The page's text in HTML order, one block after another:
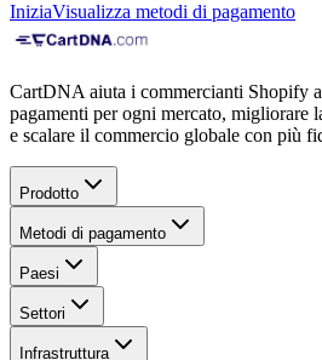
IniziaVisualizza metodi di pagamento
CartDNA aiuta i commercianti Shopify
pagamenti per ogni mercato, migliorare
e scalare il commercio globale con più
Prodotto
Metodi di pagamento
Paesi
Settori
Infrastruttura